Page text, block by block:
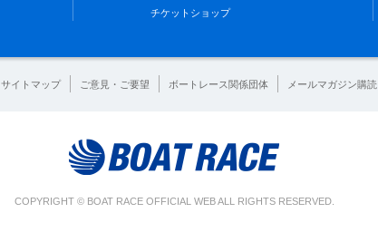
チケットショップ
サイトマップ ご意見・ご要望 ボートレース関係団体 メールマガジン購読
COPYRIGHT © BOAT RACE OFFICIAL WEB ALL RIGHTS RESERVED.